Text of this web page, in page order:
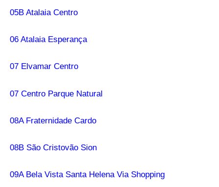
05B Atalaia Centro
06 Atalaia Esperança
07 Elvamar Centro
07 Centro Parque Natural
08A Fraternidade Cardo
08B São Cristovão Sion
09A Bela Vista Santa Helena Via Shopping